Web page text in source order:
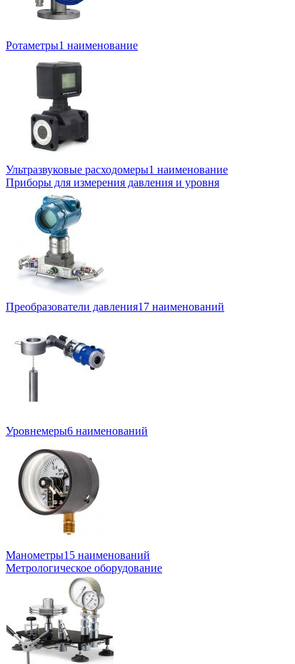
Ротаметры1 наименование
Ультразвуковые расходомеры1 наименование
Приборы для измерения давления и уровня
Преобразователи давления17 наименований
Уровнемеры6 наименований
Манометры15 наименований
Метрологическое оборудование